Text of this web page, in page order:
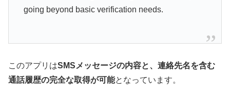
going beyond basic verification needs.
このアプリはSMSメッセージの内容と、連絡先名を含む
通話履歴の完全な取得が可能となっています。